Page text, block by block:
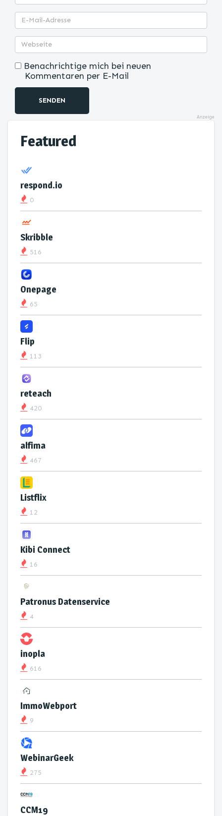
Benachrichtige mich bei neuen
Kommentaren per E-Mail
SENDEN
Anzeige
Featured
respond.io
0
Skribble
516
Onepage
65
Flip
113
reteach
420
alfima
467
Listflix
12
Kibi Connect
16
Patronus Datenservice
4
inopla
616
ImmoWebport
9
WebinarGeek
275
CCM19